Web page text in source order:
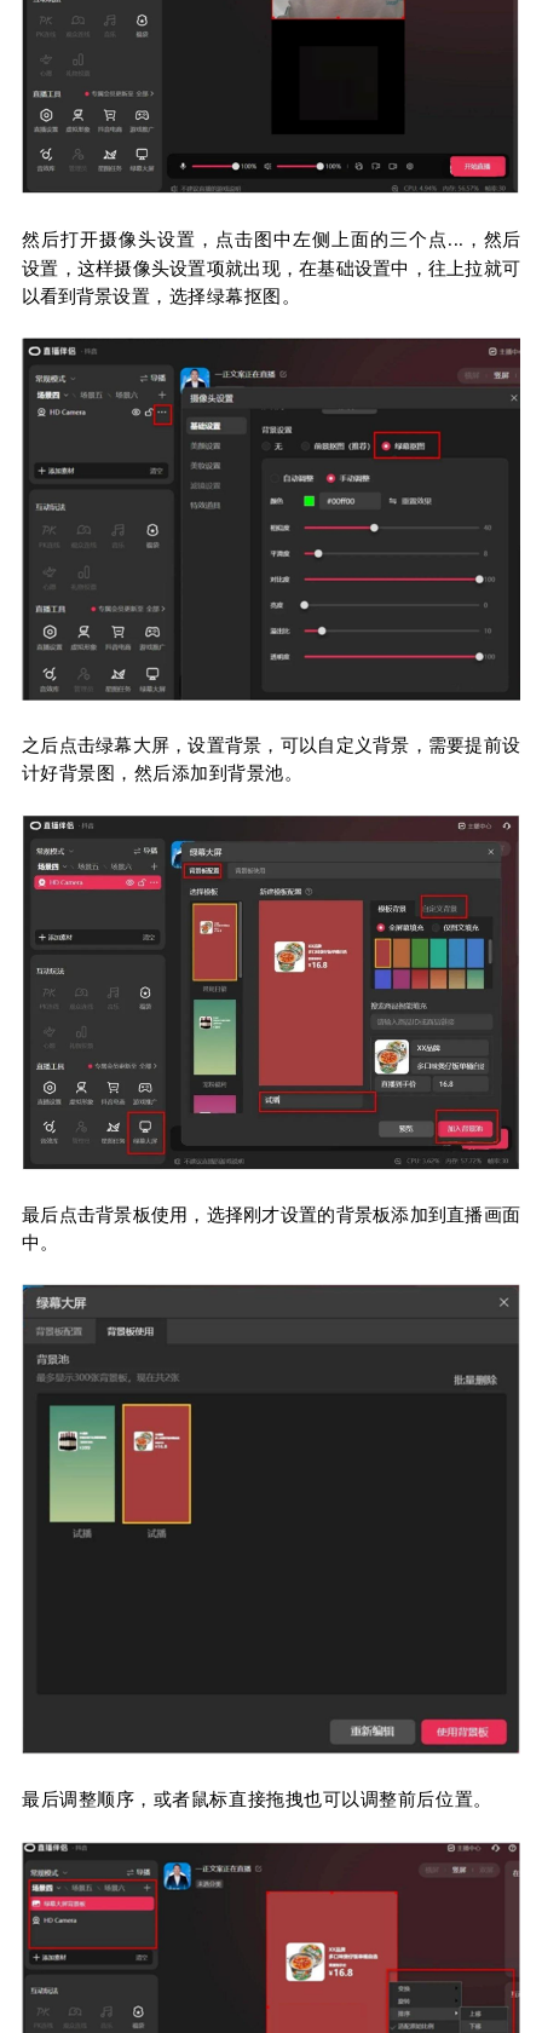
然后打开摄像头设置，点击图中左侧上面的三个点 ... ，然后
设置，这样摄像头设置项就出现，在基础设置中，往上拉就可
以看到背景设置，选择绿幕抠图。
之后点击绿幕大屏，设置背景，可以自定义背景，需要提前设
计好背景图，然后添加到背景池。
最后点击背景板使用，选择刚才设置的背景板添加到直播画面
中。
最后调整顺序，或者鼠标直接拖拽也可以调整前后位置。